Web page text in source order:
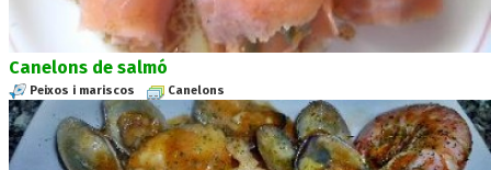
Canelons de salmó
Peixos i mariscos Canelons